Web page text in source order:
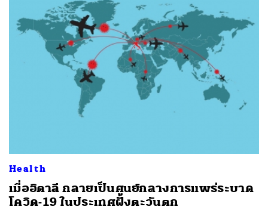
Health
เมื่ออิตาลี กลายเป็นศูนย์กลางการแพร่ระบาด
โควิด-19 ในประเทศฝั่งตะวันตก